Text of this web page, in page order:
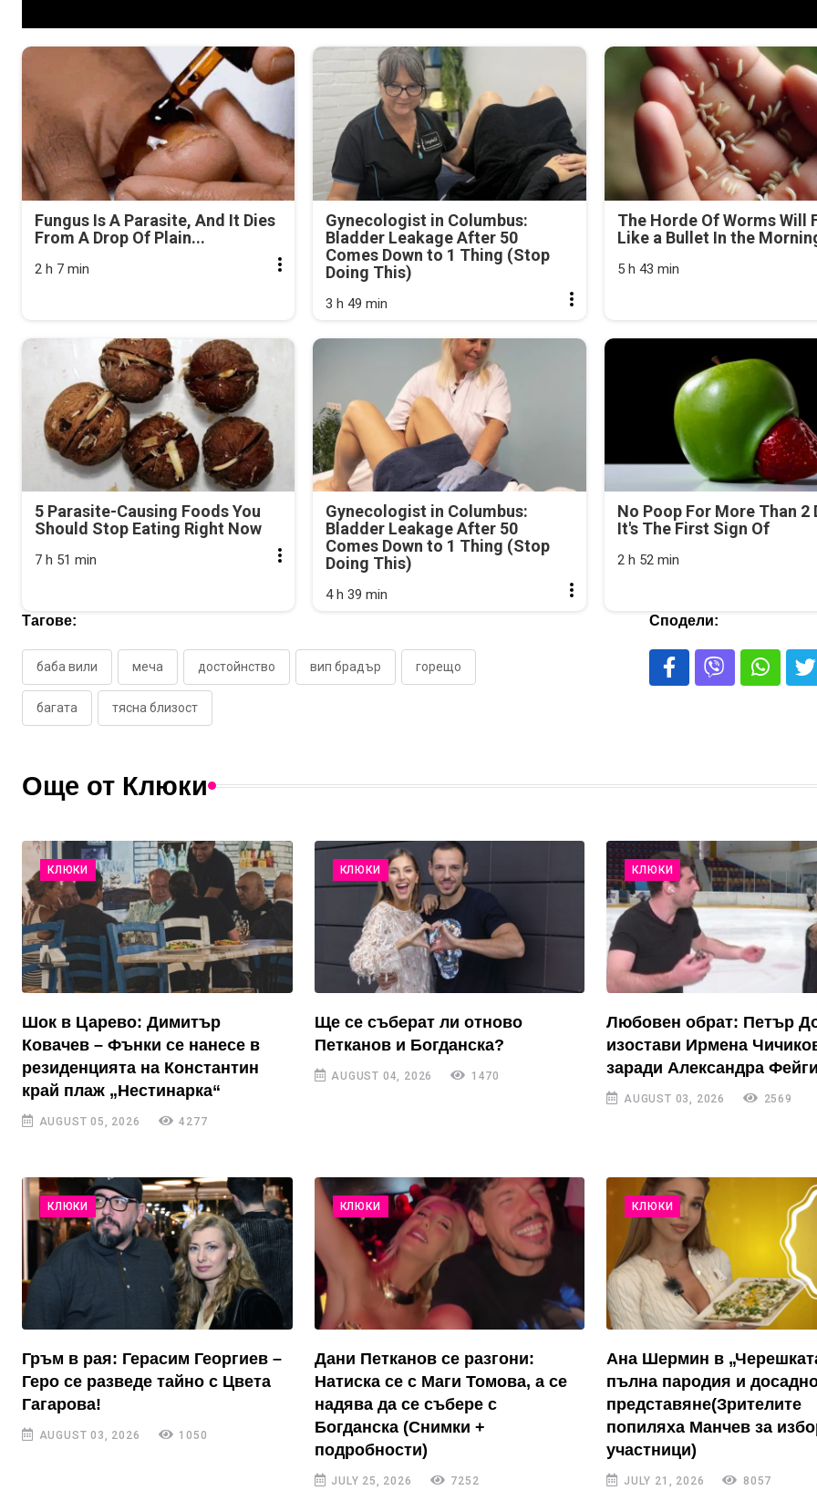
Fungus Is A Parasite, And It Dies
From A Drop Of Plain...
2 h 7 min
Gynecologist in Columbus:
Bladder Leakage After 50
Comes Down to 1 Thing (Stop
Doing This)
3 h 49 min
The Horde Of Worms Will
Like a Bullet In the
5 h 43 min
5 Parasite-Causing Foods You
Should Stop Eating Right Now
7 h 51 min
Gynecologist in Columbus:
Bladder Leakage After 50
Comes Down to 1 Thing (Stop
Doing This)
4 h 39 min
No Poop For More Than 2
It's The First Sign Of
2 h 52 min
Тагове:
баба вили меча достойнство вип брадър горещо
багата тясна близост
Сподели:
Още от Клюки
КЛЮКИ
Шок в Царево: Димитър
Ковачев – Фънки се нанесе в
резиденцията на Константин
край плаж „Нестинарка“
AUGUST 05, 2026 4277
КЛЮКИ
Ще се съберат ли отново
Петканов и Богданска?
AUGUST 04, 2026 1470
КЛЮКИ
Любовен обрат: Петър
изостави Ирмена
заради Александра
AUGUST 03, 2026 2569
КЛЮКИ
Гръм в рая: Герасим Георгиев –
Геро се разведе тайно с Цвета
Гагарова!
AUGUST 03, 2026 1050
КЛЮКИ
Дани Петканов се разгони:
Натиска се с Маги Томова, а се
надява да се събере с
Богданска (Снимки +
подробности)
JULY 25, 2026 7252
КЛЮКИ
Ана Шермин в
пълна пародия и
представяне(Зрителите
попиляха Манчев за
участници)
JULY 21, 2026 8057